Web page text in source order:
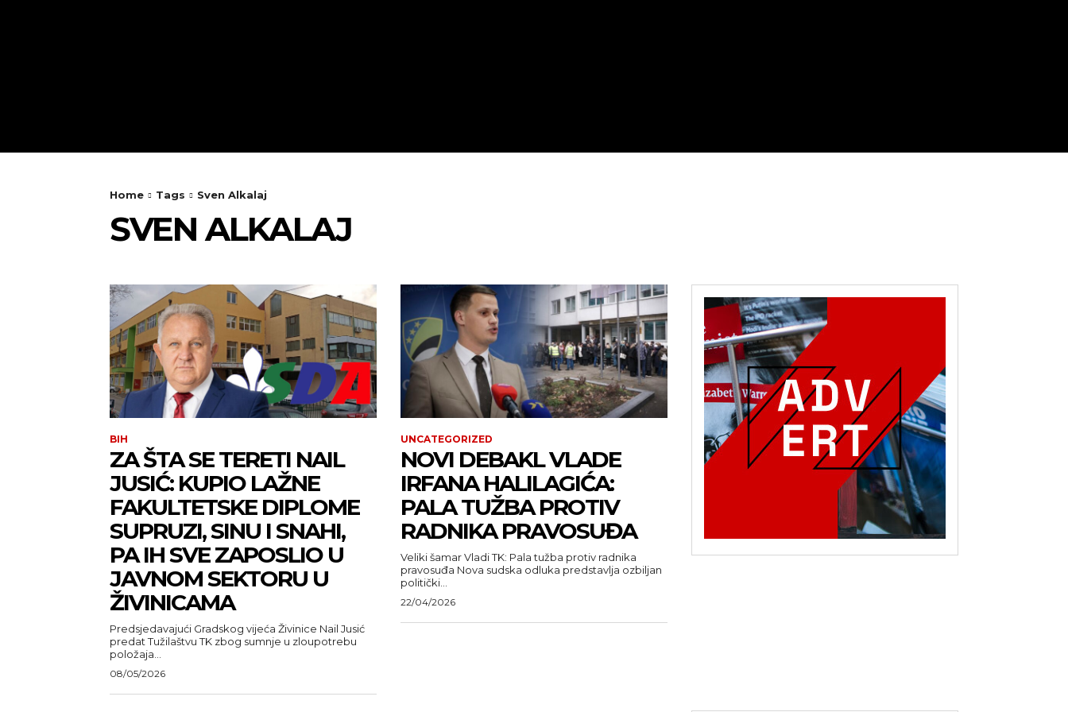
Home Tags Sven Alkalaj
SVEN ALKALAJ
BIH
ZA ŠTA SE TERETI NAIL
JUSIĆ: KUPIO LAŽNE
FAKULTETSKE DIPLOME
SUPRUZI, SINU I SNAHI,
PA IH SVE ZAPOSLIO U
JAVNOM SEKTORU U
ŽIVINICAMA
Predsjedavajući Gradskog vijeća Živinice Nail Jusić
predat Tužilaštvu TK zbog sumnje u zloupotrebu
položaja...
08/05/2026
UNCATEGORIZED
NOVI DEBAKL VLADE
IRFANA HALILAGIĆA:
PALA TUŽBA PROTIV
RADNIKA PRAVOSUĐA
Veliki šamar Vladi TK: Pala tužba protiv radnika
pravosuđa Nova sudska odluka predstavlja ozbiljan
politički...
22/04/2026